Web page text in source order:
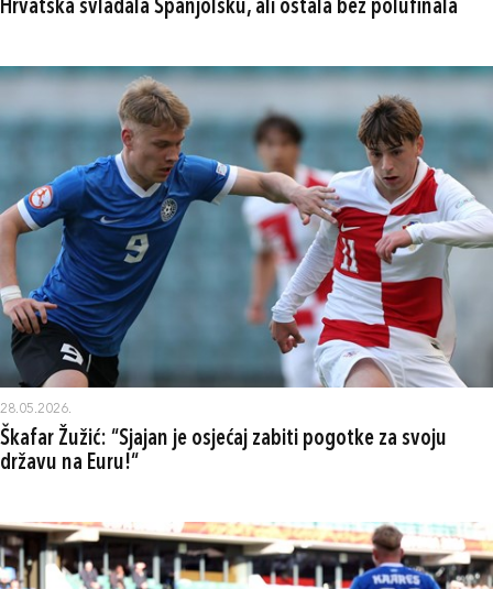
Hrvatska svladala Španjolsku, ali ostala bez polufinala
28.05.2026.
Škafar Žužić: “Sjajan je osjećaj zabiti pogotke za svoju
državu na Euru!“